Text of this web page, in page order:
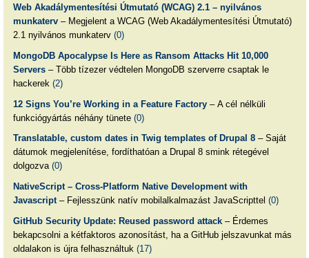
Web Akadálymentesítési Útmutató (WCAG) 2.1 – nyilvános
munkaterv– Megjelent a WCAG (Web Akadálymentesítési Útmutató)
2.1 nyilvános munkaterv (0)
MongoDB Apocalypse Is Here as Ransom Attacks Hit 10,000
Servers– Több tízezer védtelen MongoDB szerverre csaptak le
hackerek (2)
12 Signs You’re Working in a Feature Factory– A cél nélküli
funkciógyártás néhány tünete (0)
Translatable, custom dates in Twig templates of Drupal 8– Saját
dátumok megjelenítése, fordíthatóan a Drupal 8 smink rétegével
dolgozva (0)
NativeScript – Cross-Platform Native Development with
Javascript– Fejlesszünk natív mobilalkalmazást JavaScripttel (0)
GitHub Security Update: Reused password attack– Érdemes
bekapcsolni a kétfaktoros azonosítást, ha a GitHub jelszavunkat más
oldalakon is újra felhasználtuk (17)